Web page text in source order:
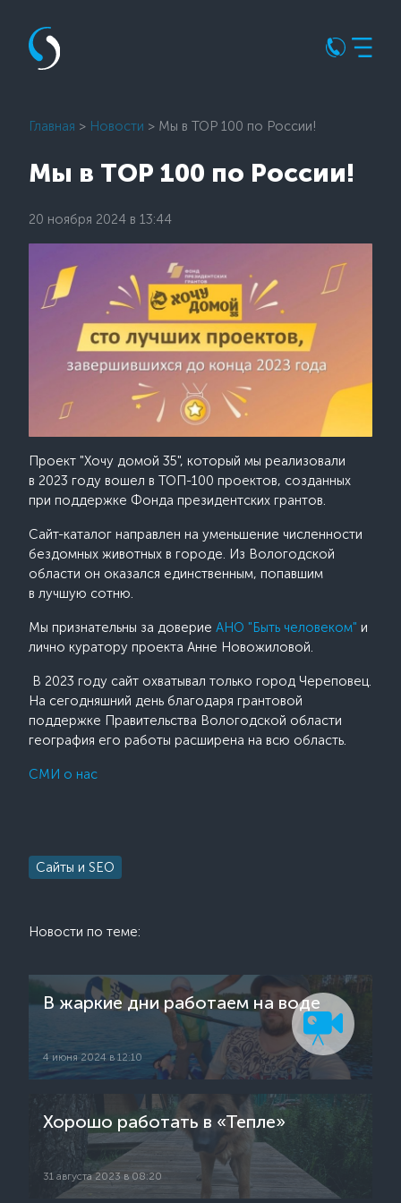
Главная > Новости > Мы в TOP 100 по России!
Мы в TOP 100 по России!
20 ноября 2024 в 13:44
Проект "Хочу домой 35", который мы реализовали
в 2023 году вошел в ТОП-100 проектов, созданных
при поддержке Фонда президентских грантов.
Сайт-каталог направлен на уменьшение численности
бездомных животных в городе. Из Вологодской
области он оказался единственным, попавшим
в лучшую сотню.
Мы признательны за доверие АНО "Быть человеком" и
лично куратору проекта Анне Новожиловой.
В 2023 году сайт охватывал только город Череповец.
На сегодняшний день благодаря грантовой
поддержке Правительства Вологодской области
география его работы расширена на всю область.
СМИ о нас
Сайты и SEO
Новости по теме:
В жаркие дни работаем на воде
4 июня 2024 в 12:10
Хорошо работать в «Тепле»
31 августа 2023 в 08:20